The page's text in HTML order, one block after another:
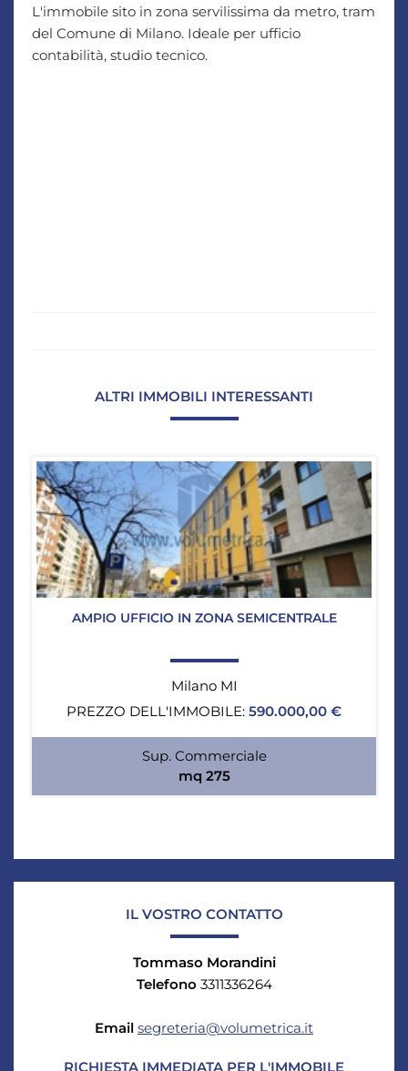
L'immobile sito in zona servilissima da metro, tram
del Comune di Milano. Ideale per ufficio
contabilità, studio tecnico.
ALTRI IMMOBILI INTERESSANTI
AMPIO UFFICIO IN ZONA SEMICENTRALE
Milano MI
PREZZO DELL'IMMOBILE: 590.000,00 €
Sup. Commerciale
mq 275
IL VOSTRO CONTATTO
Tommaso Morandini
Telefono 3311336264
Email segreteria@volumetrica.it
RICHIESTA IMMEDIATA PER L'IMMOBILE